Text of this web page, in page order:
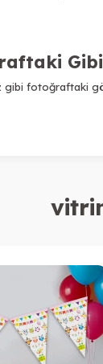
Gibi
fotoğraftaki